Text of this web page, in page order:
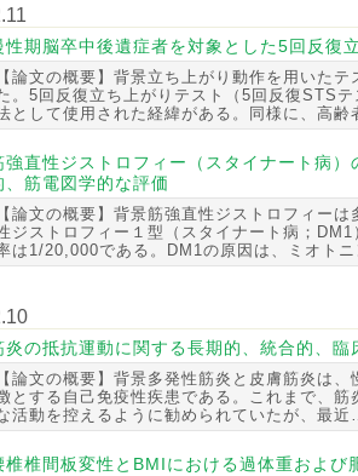
性期脳卒中後遺症者を対象とした5回反復
【論文の概要】背景立ち上がり動作を用いた
。5回反復立ち上がりテスト（5回反復STS
として使用された経緯がある。同様に、高
強直性ジストロフィー（スタイナート病
、筋電図学的な評価
【論文の概要】背景筋強直性ジストロフィー
ジストロフィー１型（スタイナート病；
は1/20,000である。DM1の原因は、ミオト
炎の抵抗運動に関する長期的、統合的、
【論文の概要】背景多発性筋炎と皮膚筋炎は
とする自己免疫性疾患である。これまで、
活動を控えるように勧められていたが、最
椎椎間板変性とBMIにおける過体重および